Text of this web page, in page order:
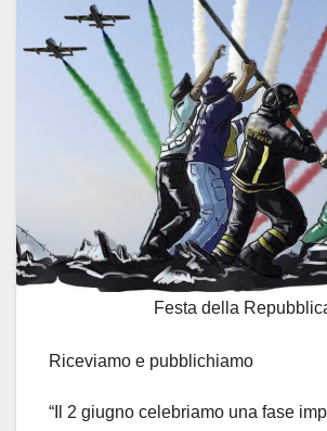
Festa della
Riceviamo e pubblichiamo
“Il 2 giugno celebriamo una fase